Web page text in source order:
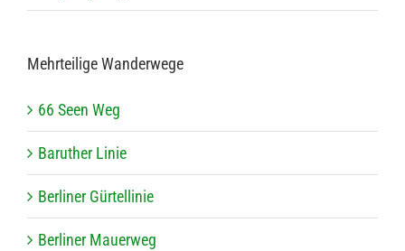
Mehr­tei­lige Wanderwege
66 Seen Weg
Baru­ther Linie
Ber­li­ner Gürtellinie
Ber­li­ner Mauerweg